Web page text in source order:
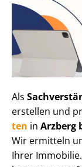
Als
erstellen und
ten in Arzberg
Wir ermitteln
Ihrer